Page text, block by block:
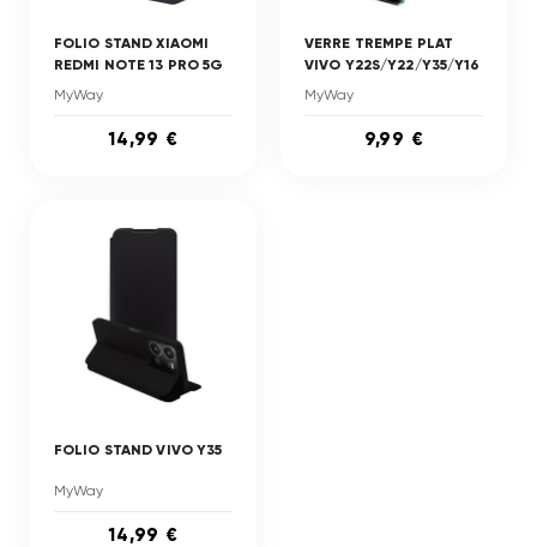
FOLIO STAND XIAOMI
REDMI NOTE 13 PRO 5G
MyWay
14,99 €
VERRE TREMPE PLAT
VIVO Y22S/Y22/Y35/Y16
MyWay
9,99 €
FOLIO STAND VIVO Y35
MyWay
14,99 €